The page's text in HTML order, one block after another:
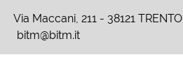
Via Maccani, 211 - 38121 TRENTO
bitm@bitm.it